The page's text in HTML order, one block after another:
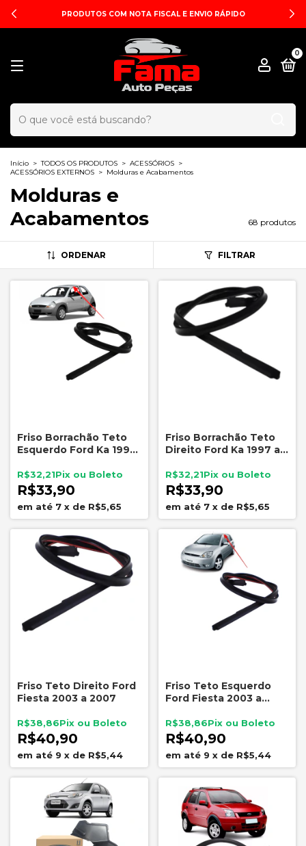
PRODUTOS COM NOTA FISCAL E ENVIO RÁPIDO
0
Início > TODOS OS PRODUTOS > ACESSÓRIOS >
ACESSÓRIOS EXTERNOS > Molduras e Acabamentos
Molduras e
Acabamentos
68 produtos
ORDENAR FILTRAR
Friso Borrachão Teto
Esquerdo Ford Ka 1997
R$33,90
R$32,21
7 x de R$5,65
Friso Borrachão Teto
Direito Ford Ka 1997 a
R$33,90
R$32,21
7 x de R$5,65
Friso Teto Direito Ford
Fiesta 2003 a 2007
R$40,90
R$38,86
9 x de R$5,44
Friso Teto Esquerdo
Ford Fiesta 2003 a
R$40,90
R$38,86
9 x de R$5,44